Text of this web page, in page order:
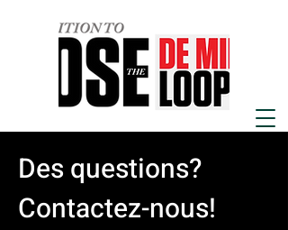
Des questions?
Contactez-nous!